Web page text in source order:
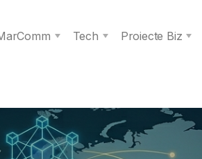
Tech
Proiecte Biz